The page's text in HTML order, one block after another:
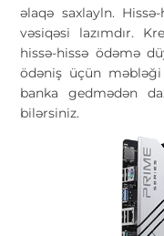
əlaqə saxlayln.
vəsiqəsi lazımdır.
hissə-hissə ödəmə
ödəniş üçün
banka gedmədən
bilərsiniz.